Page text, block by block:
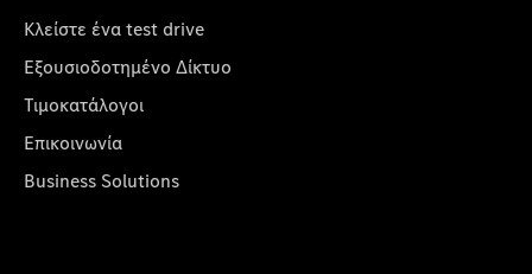
Κλείστε ένα test drive
Εξουσιοδοτημένο Δίκτυο
Τιμοκατάλογοι
Επικοινωνία
Business Solutions